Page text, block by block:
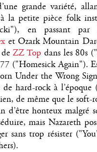
grande variété,
la petite pièce folk
en passant par le
et Ozark Mountain
deZZ Top dans les 80s
("Homesick Again").
Under the Wrong
hard-rock à l’époque
de même que le soft-
d’être honteux
mais Nazareth
sans trop résister